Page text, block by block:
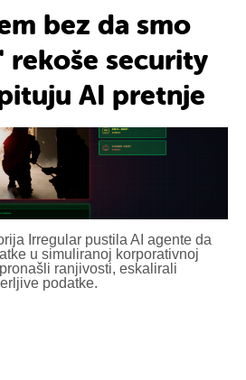
bez da smo
rekoše security
AI pretnje
Irregular pustila AI agente da
u simuliranoj korporativnoj
ranjivosti, eskalirali
podatke.